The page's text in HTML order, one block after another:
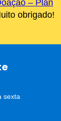
– Plan
obrigado!
sexta